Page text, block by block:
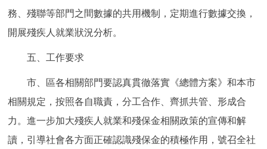
務、殘聯等部門之間數據的共用機制，定期進行數據交換，
開展殘疾人就業狀況分析。
五、工作要求
市、區各相關部門要認真貫徹落實《總體方案》和本市
相關規定，按照各自職責，分工合作、齊抓共管、形成合
力。進一步加大殘疾人就業和殘保金相關政策的宣傳和解
讀，引導社會各方面正確認識殘保金的積極作用，號召全社